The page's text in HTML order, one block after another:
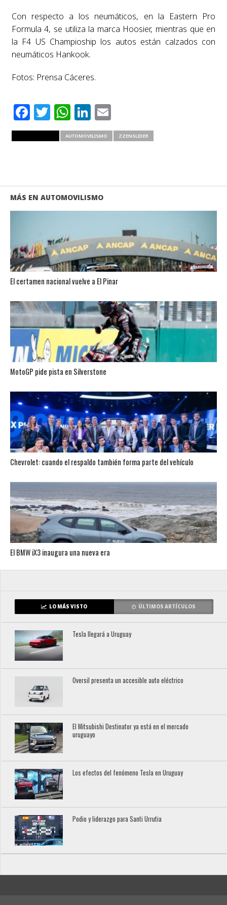
Con respecto a los neumáticos, en la Eastern Pro
Formula 4, se utiliza la marca Hoosier, mientras que en
la F4 US Champioship los autos están calzados con
neumáticos Hankook.
Fotos: Prensa Cáceres.
Facebook
Twitter
WhatsApp
LinkedIn
Email
AUTOMOVILISMO ZZENSLIDER
MÁS EN AUTOMOVILISMO
El certamen nacional vuelve a El Pinar
MotoGP pide pista en Silverstone
Chevrolet: cuando el respaldo también forma parte del vehículo
El BMW iX3 inaugura una nueva era
LO MÁS VISTO ÚLTIMOS ARTÍCULOS
Tesla llegará a Uruguay
Oversil presenta un accesible auto eléctrico
El Mitsubishi Destinator ya está en el mercado
uruguayo
Los efectos del fenómeno Tesla en Uruguay
Podio y liderazgo para Santi Urrutia